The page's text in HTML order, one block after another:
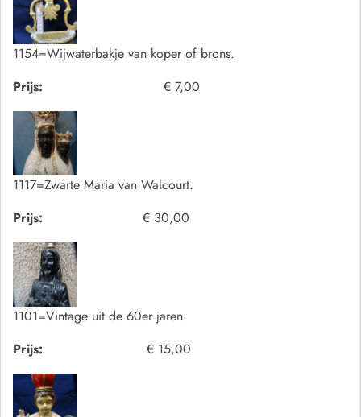
1154=Wijwaterbakje van koper of brons.
Prijs:
€ 7,00
1117=Zwarte Maria van Walcourt.
Prijs:
€ 30,00
1101=Vintage uit de 60er jaren.
Prijs:
€ 15,00